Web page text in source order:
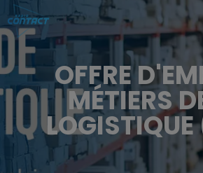
OFFRE
MÉTIERS